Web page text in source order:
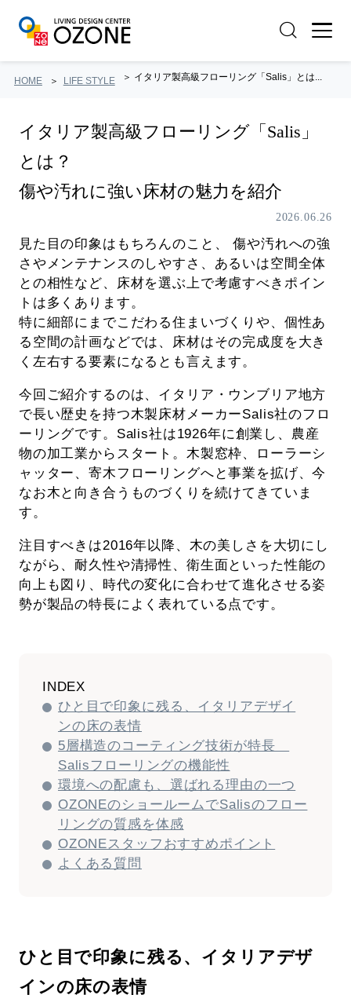
HOME LIFE STYLE イタリア製高級フローリング「Salis」とは...
イタリア製高級フローリング「Salis」
とは？
傷や汚れに強い床材の魅力を紹介
2026.06.26
見た目の印象はもちろんのこと、 傷や汚れへの強
さやメンテナンスのしやすさ、あるいは空間全体
との相性など、床材を選ぶ上で考慮すべきポイン
トは多くあります。
特に細部にまでこだわる住まいづくりや、個性あ
る空間の計画などでは、床材はその完成度を大き
く左右する要素になるとも言えます。
今回ご紹介するのは、イタリア・ウンブリア地方
で長い歴史を持つ木製床材メーカーSalis社のフロ
ーリングです。Salis社は1926年に創業し、農産
物の加工業からスタート。木製窓枠、ローラーシ
ャッター、寄木フローリングへと事業を拡げ、今
なお木と向き合うものづくりを続けてきていま
す。
注目すべきは2016年以降、木の美しさを大切にし
ながら、耐久性や清掃性、衛生面といった性能の
向上も図り、時代の変化に合わせて進化させる姿
勢が製品の特長によく表れている点です。
INDEX
ひと目で印象に残る、イタリアデザイ
ンの床の表情
5層構造のコーティング技術が特長
Salisフローリングの機能性
環境への配慮も、選ばれる理由の一つ
OZONEのショールームでSalisのフロー
リングの質感を体感
OZONEスタッフおすすめポイント
よくある質問
ひと目で印象に残る、イタリアデザ
インの床の表情